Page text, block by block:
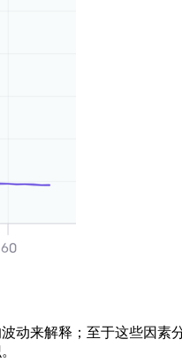
来解释；至于这些因素